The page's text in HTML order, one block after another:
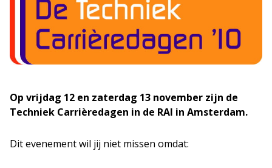
Op vrijdag 12 en zaterdag 13 november zijn de
Techniek Carrièredagen in de RAI in Amsterdam.
Dit evenement wil jij niet missen omdat: